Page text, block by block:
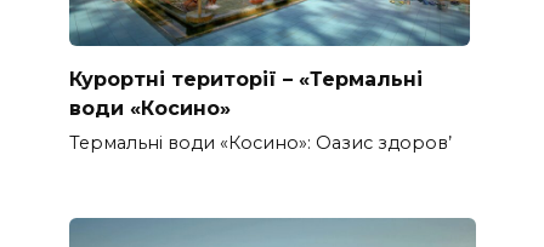
Курортні території – «Термальні
води «Косино»
Термальні води «Косино»: Оазис здоров’